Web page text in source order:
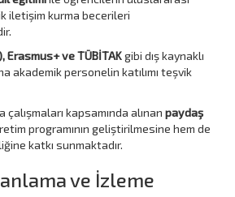
iletişim kurma becerileri
Erasmus+ ve TÜBİTAKgibi dış kaynaklı
akademik personelin katılımı teşvik
kapsamında alınan paydaş
programının geliştirilmesine hem de
katkı sunmaktadır.
ve İzleme